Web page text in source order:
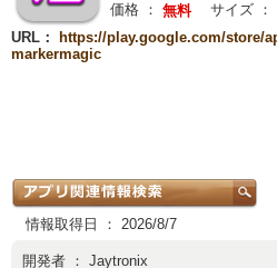
価格 ： 無料 サイズ ：
URL：
https://play.google.com/store/
markermagic
情報取得日 ： 2026/8/7
開発者 ： Jaytronix